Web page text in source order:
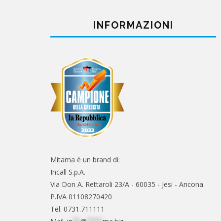
INFORMAZIONI
Mitama è un brand di:
Incall S.p.A.
Via Don A. Rettaroli 23/A - 60035 - Jesi - Ancona
P.IVA 01108270420
Tel. 0731.711111